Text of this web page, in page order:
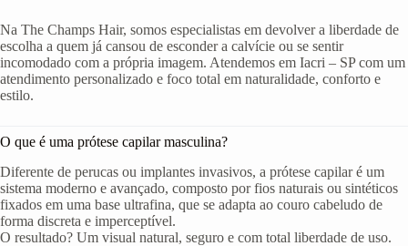
Na The Champs Hair, somos especialistas em devolver a liberdade de
escolha a quem já cansou de esconder a calvície ou se sentir
incomodado com a própria imagem. Atendemos em Iacri – SP com um
atendimento personalizado e foco total em naturalidade, conforto e
estilo.
O que é uma prótese capilar masculina?
Diferente de perucas ou implantes invasivos, a prótese capilar é um
sistema moderno e avançado, composto por fios naturais ou sintéticos
fixados em uma base ultrafina, que se adapta ao couro cabeludo de
forma discreta e imperceptível.
O resultado? Um visual natural, seguro e com total liberdade de uso.